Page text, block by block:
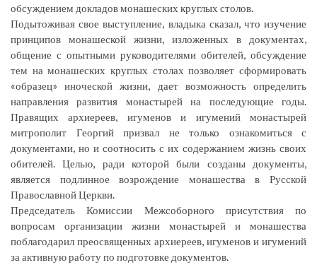
обсуждением докладов монашеских круглых столов.
Подытоживая свое выступление, владыка сказал, что изучение
принципов монашеской жизни, изложенных в документах,
общение с опытными руководителями обителей, обсуждение
тем на монашеских круглых столах позволяет сформировать
«образец» иноческой жизни, дает возможность определить
направления развития монастырей на последующие годы.
Правящих архиереев, игуменов и игумений монастырей
митрополит Георгий призвал не только ознакомиться с
документами, но и соотносить с их содержанием жизнь своих
обителей. Целью, ради которой были созданы документы,
является подлинное возрождение монашества в Русской
Православной Церкви.
Председатель Комиссии Межсоборного присутствия по
вопросам организации жизни монастырей и монашества
поблагодарил преосвященных архиереев, игуменов и игумений
за активную работу по подготовке документов.